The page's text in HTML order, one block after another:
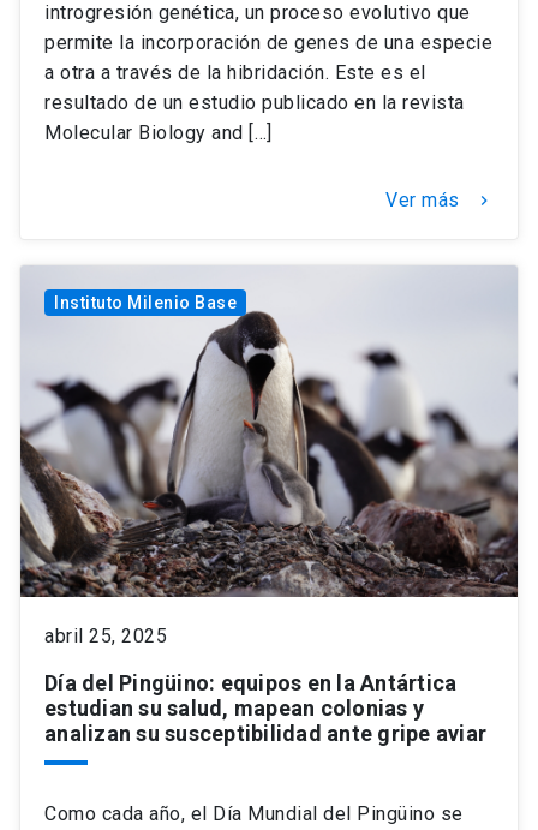
introgresión genética, un proceso evolutivo que
permite la incorporación de genes de una especie
a otra a través de la hibridación. Este es el
resultado de un estudio publicado en la revista
Molecular Biology and […]
Ver más keyboard_arrow_right
Instituto Milenio Base
abril 25, 2025
Día del Pingüino: equipos en la Antártica
estudian su salud, mapean colonias y
analizan su susceptibilidad ante gripe aviar
Como cada año, el Día Mundial del Pingüino se